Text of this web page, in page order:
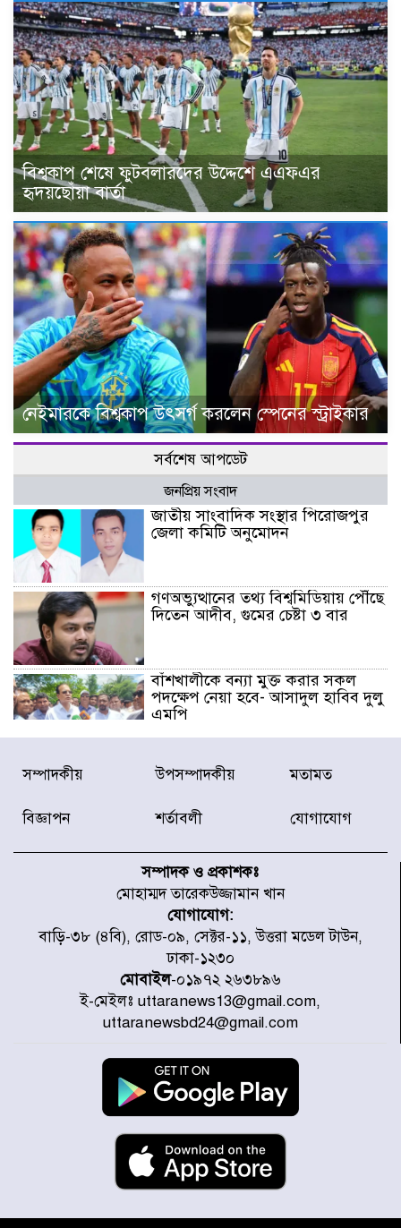
বিশ্বকাপ শেষে ফুটবলারদের উদ্দেশে এএফএর
হৃদয়ছোঁয়া বার্তা
নেইমারকে বিশ্বকাপ উৎসর্গ করলেন স্পেনের স্ট্রাইকার
সর্বশেষ আপডেট
জনপ্রিয় সংবাদ
জাতীয় সাংবাদিক সংস্থার পিরোজপুর
জেলা কমিটি অনুমোদন
গণঅভ্যুত্থানের তথ্য বিশ্বমিডিয়ায় পৌঁছে
দিতেন আদীব, গুমের চেষ্টা ৩ বার
বাঁশখালীকে বন্যা মুক্ত করার সকল
পদক্ষেপ নেয়া হবে- আসাদুল হাবিব দুলু
এমপি
বিদ্যুৎ-জ্বালানি খাতে অস্থিরতা তৈরির
চেষ্টা করছে একটি চক্র : প্রধানমন্ত্রী
৫ আহত, চীনে বন্দর বন্ধ
চিকিৎসা খাতে জিডিপির ৫ শতাংশ
বরাদ্দের ঘোষণা স্থানীয় সরকার মন্ত্রীর
জুলাই জাদুঘর ঘুরে দেখলেন এনসিপি
নেতারা
যুক্তরাষ্ট্রে দাবানল নেভাতে গিয়ে
হেলিকপ্টার বিধ্বস্ত, নিহত ১
মজুদদারের সর্বোচ্চ শাস্তি মৃত্যুদণ্ড, তাই
ভেবে মজুদ করবেন : আইনমন্ত্রী
সম্পাদকীয় উপসম্পাদকীয় মতামত
বিজ্ঞাপন শর্তাবলী যোগাযোগ
সম্পাদক ও প্রকাশকঃ
মোহাম্মদ তারেকউজ্জামান খান
যোগাযোগ:
বাড়ি-৩৮ (৪বি), রোড-০৯, সেক্টর-১১, উত্তরা মডেল টাউন,
ঢাকা-১২৩০
মোবাইল-০১৯৭২ ২৬৩৮৯৬
ই-মেইলঃ uttaranews13@gmail.com,
uttaranewsbd24@gmail.com